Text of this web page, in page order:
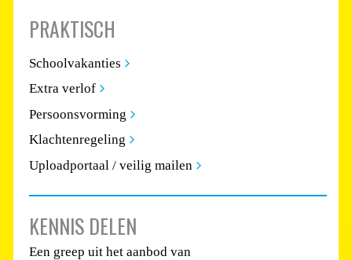
PRAKTISCH
Schoolvakanties
Extra verlof
Persoonsvorming
Klachtenregeling
Uploadportaal / veilig mailen
KENNIS DELEN
Een greep uit het aanbod van